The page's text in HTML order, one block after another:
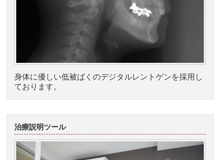
身体に優しい低被ばくのデジタルレントゲンを採用し
ております。
治療説明ツール